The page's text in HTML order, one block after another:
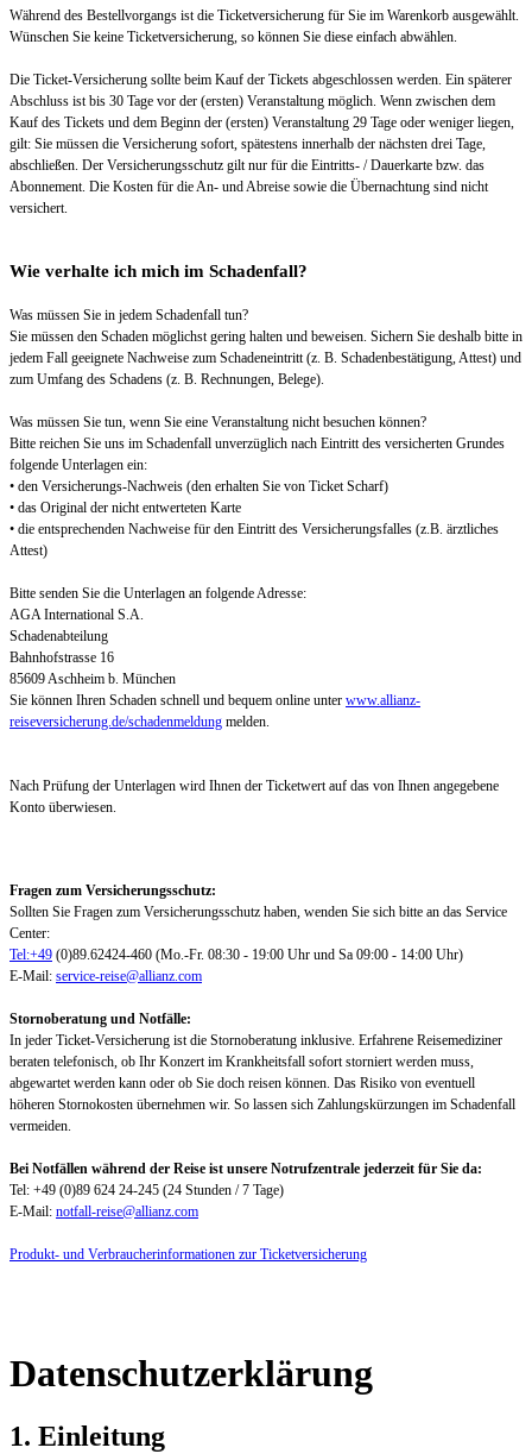
Während des Bestellvorgangs ist die Ticketversicherung für Sie im Warenkorb ausgewählt.
Wünschen Sie keine Ticketversicherung, so können Sie diese einfach abwählen.
Die Ticket-Versicherung sollte beim Kauf der Tickets abgeschlossen werden. Ein späterer
Abschluss ist bis 30 Tage vor der (ersten) Veranstaltung möglich. Wenn zwischen dem
Kauf des Tickets und dem Beginn der (ersten) Veranstaltung 29 Tage oder weniger liegen,
gilt: Sie müssen die Versicherung sofort, spätestens innerhalb der nächsten drei Tage,
abschließen. Der Versicherungsschutz gilt nur für die Eintritts- / Dauerkarte bzw. das
Abonnement. Die Kosten für die An- und Abreise sowie die Übernachtung sind nicht
versichert.
Wie verhalte ich mich im Schadenfall?
Was müssen Sie in jedem Schadenfall tun?
Sie müssen den Schaden möglichst gering halten und beweisen. Sichern Sie deshalb bitte in
jedem Fall geeignete Nachweise zum Schadeneintritt (z. B. Schadenbestätigung, Attest) und
zum Umfang des Schadens (z. B. Rechnungen, Belege).
Was müssen Sie tun, wenn Sie eine Veranstaltung nicht besuchen können?
Bitte reichen Sie uns im Schadenfall unverzüglich nach Eintritt des versicherten Grundes
folgende Unterlagen ein:
• den Versicherungs-Nachweis (den erhalten Sie von Ticket Scharf)
• das Original der nicht entwerteten Karte
• die entsprechenden Nachweise für den Eintritt des Versicherungsfalles (z.B. ärztliches
Attest)
Bitte senden Sie die Unterlagen an folgende Adresse:
AGA International S.A.
Schadenabteilung
Bahnhofstrasse 16
85609 Aschheim b. München
Sie können Ihren Schaden schnell und bequem online unter www.allianz-
reiseversicherung.de/schadenmeldung melden.
Nach Prüfung der Unterlagen wird Ihnen der Ticketwert auf das von Ihnen angegebene
Konto überwiesen.
Fragen zum Versicherungsschutz:
Sollten Sie Fragen zum Versicherungsschutz haben, wenden Sie sich bitte an das Service
Center:
Tel:+49 (0)89.62424-460 (Mo.-Fr. 08:30 - 19:00 Uhr und Sa 09:00 - 14:00 Uhr)
E-Mail: service-reise@allianz.com
Stornoberatung und Notfälle:
In jeder Ticket-Versicherung ist die Stornoberatung inklusive. Erfahrene Reisemediziner
beraten telefonisch, ob Ihr Konzert im Krankheitsfall sofort storniert werden muss,
abgewartet werden kann oder ob Sie doch reisen können. Das Risiko von eventuell
höheren Stornokosten übernehmen wir. So lassen sich Zahlungskürzungen im Schadenfall
vermeiden.
Bei Notfällen während der Reise ist unsere Notrufzentrale jederzeit für Sie da:
Tel: +49 (0)89 624 24-245 (24 Stunden / 7 Tage)
E-Mail: notfall-reise@allianz.com
Produkt- und Verbraucherinformationen zur Ticketversicherung
Datenschutzerklärung
1. Einleitung